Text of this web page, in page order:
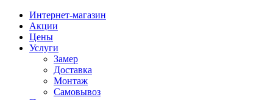
Интернет-магазин
Акции
Цены
Услуги
Замер
Доставка
Монтаж
Самовывоз